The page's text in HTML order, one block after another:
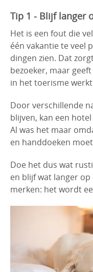
Tip 1 - Blijf langer
Het is een fout die
één vakantie te veel
dingen zien. Dat
bezoeker, maar
in het toerisme
Door verschillende
blijven, kan een
Al was het maar
en handdoeken
Doe het dus wat
en blijf wat langer op
merken: het wordt